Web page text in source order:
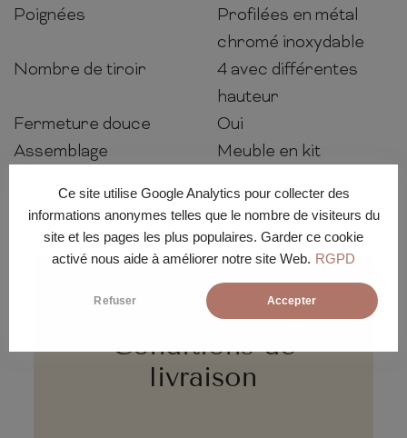
Ce site utilise Google Analytics pour collecter des
informations anonymes telles que le nombre de visiteurs du
site et les pages les plus populaires. Garder ce cookie
activé nous aide à améliorer notre site Web. RGPD
Refuser Accepter
Poignées
Profilées en métal
chromé inoxydable
Nombre de tiroir
4 avec différentes
hauteur
Fermeture douce
Oui
Assemblage
Meuble en kit
Conditions de
livraison